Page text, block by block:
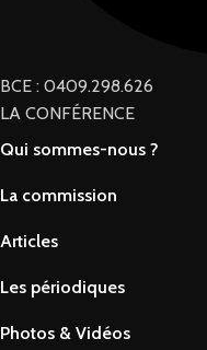
BCE : 0409.298.626
LA CONFÉRENCE
Qui sommes-nous ?
La commission
Articles
Les périodiques
Photos & Vidéos